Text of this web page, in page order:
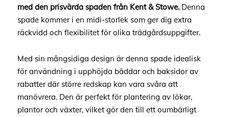
med den prisvärda spaden från Kent & Stowe. Denna
spade kommer i en midi-storlek som ger dig extra
räckvidd och flexibilitet för olika trädgårdsuppgifter.
Med sin mångsidiga design är denna spade idealisk
för användning i upphöjda bäddar och baksidor av
rabatter där större redskap kan vara svåra att
manövrera. Den är perfekt för plantering av lökar,
plantor och växter, vilket gör den till ett oumbärligt